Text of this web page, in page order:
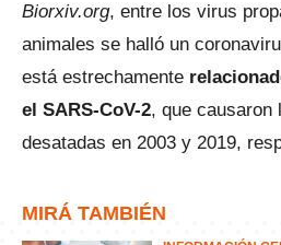
Biorxiv.org, entre los virus
animales se halló un
está estrechamente
el SARS-CoV-2, que causaron
desatadas en 2003 y 2019,
MIRÁ TAMBIÉN